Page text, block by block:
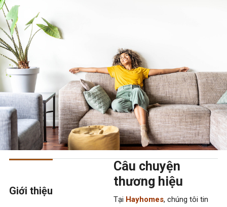
Giới thiệu
Câu chuyện
thương hiệu
Tại Hayhomes, chúng tôi tin